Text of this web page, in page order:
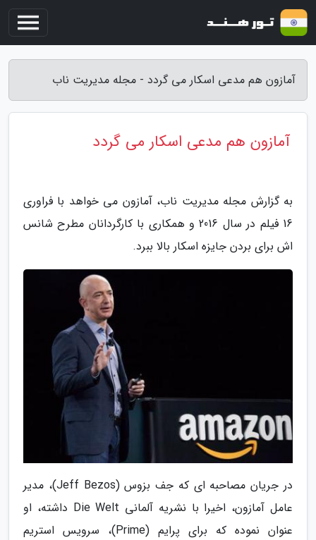
آمازون هم مدعی اسکار می گردد - مجله مدیریت ناب
آمازون هم مدعی اسکار می گردد
به گزارش مجله مدیریت ناب، آمازون می خواهد با فراوری
16 فیلم در سال 2016 و همکاری با کارگردانان مطرح شانس
اش برای بردن جایزه اسکار بالا ببرد.
در جریان مصاحبه ای که جف بزوس (Jeff Bezos)، مدیر
عامل آمازون، اخیرا با نشریه آلمانی Die Welt داشته، او
عنوان نموده که برای پرایم (Prime)، سرویس استریم